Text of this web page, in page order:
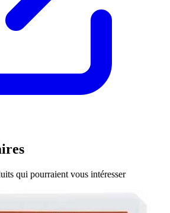
qui pourraient vous intéresser